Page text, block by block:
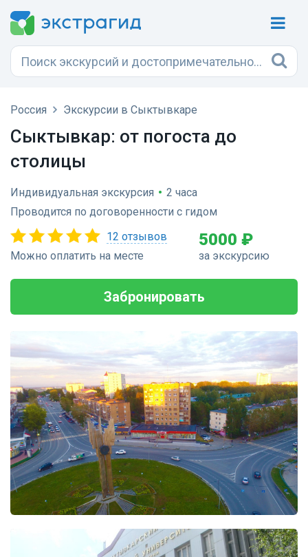
Россия Экскурсии в Сыктывкаре
Сыктывкар: от погоста до
столицы
Индивидуальная экскурсия • 2 часа
Проводится по договоренности с гидом
12 отзывов
Можно оплатить на месте
5000 ₽
за экскурсию
Забронировать